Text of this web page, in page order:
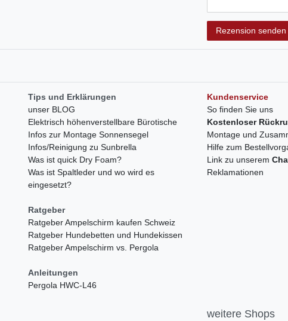
Rezension senden
Tips und Erklärungen
unser BLOG
Elektrisch höhenverstellbare Bürotische
Infos zur Montage Sonnensegel
Infos/Reinigung zu Sunbrella
Was ist quick Dry Foam?
Was ist Spaltleder und wo wird es
eingesetzt?
Ratgeber
Ratgeber Ampelschirm kaufen Schweiz
Ratgeber Hundebetten und Hundekissen
Ratgeber Ampelschirm vs. Pergola
Anleitungen
Pergola HWC-L46
Kundenservice
So finden Sie uns
Kostenloser
Montage und
Hilfe zum
Link zu unserem
Reklamationen
weitere Shops